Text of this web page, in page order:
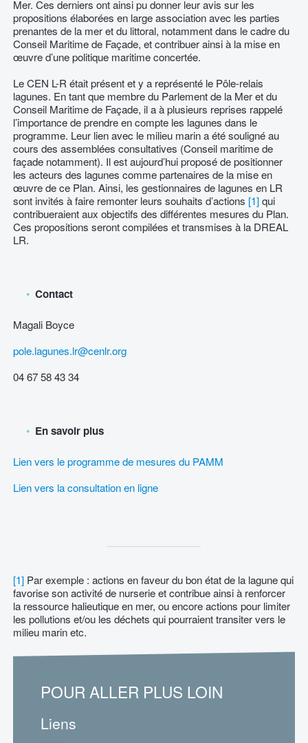
Mer. Ces derniers ont ainsi pu donner leur avis sur les
propositions élaborées en large association avec les parties
prenantes de la mer et du littoral, notamment dans le cadre du
Conseil Maritime de Façade, et contribuer ainsi à la mise en
œuvre d’une politique maritime concertée.
Le CEN L-R était présent et y a représenté le Pôle-relais
lagunes. En tant que membre du Parlement de la Mer et du
Conseil Maritime de Façade, il a à plusieurs reprises rappelé
l’importance de prendre en compte les lagunes dans le
programme. Leur lien avec le milieu marin a été souligné au
cours des assemblées consultatives (Conseil maritime de
façade notamment). Il est aujourd’hui proposé de positionner
les acteurs des lagunes comme partenaires de la mise en
œuvre de ce Plan. Ainsi, les gestionnaires de lagunes en LR
sont invités à faire remonter leurs souhaits d’actions [1]qui
contribueraient aux objectifs des différentes mesures du Plan.
Ces propositions seront compilées et transmises à la DREAL
LR.
Contact
Magali Boyce
pole.lagunes.lr@cenlr.org
04 67 58 43 34
En savoir plus
Lien vers le programme de mesures du PAMM
Lien vers la consultation en ligne
[1] Par exemple : actions en faveur du bon état de la lagune qui
favorise son activité de nurserie et contribue ainsi à renforcer
la ressource halieutique en mer, ou encore actions pour limiter
les pollutions et/ou les déchets qui pourraient transiter vers le
milieu marin etc.
POUR ALLER PLUS LOIN
Liens